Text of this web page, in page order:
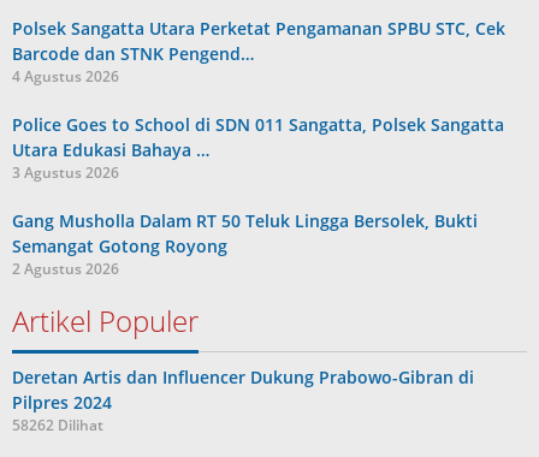
Polsek Sangatta Utara Perketat Pengamanan SPBU STC, Cek
Barcode dan STNK Pengend…
4 Agustus 2026
Police Goes to School di SDN 011 Sangatta, Polsek Sangatta
Utara Edukasi Bahaya …
3 Agustus 2026
Gang Musholla Dalam RT 50 Teluk Lingga Bersolek, Bukti
Semangat Gotong Royong
2 Agustus 2026
Artikel Populer
Deretan Artis dan Influencer Dukung Prabowo-Gibran di
Pilpres 2024
58262 Dilihat